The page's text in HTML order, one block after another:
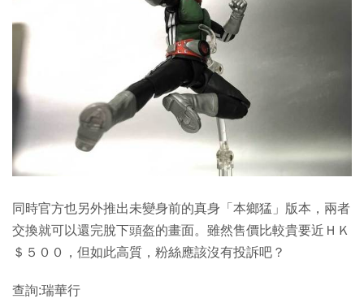
同時官方也另外推出未變身前的真身「本鄉猛」版本，兩者
交換就可以還完脫下頭盔的畫面。雖然售價比較貴要近ＨＫ
＄５００，但如此高質，粉絲應該沒有投訴吧？
查詢:瑞華行